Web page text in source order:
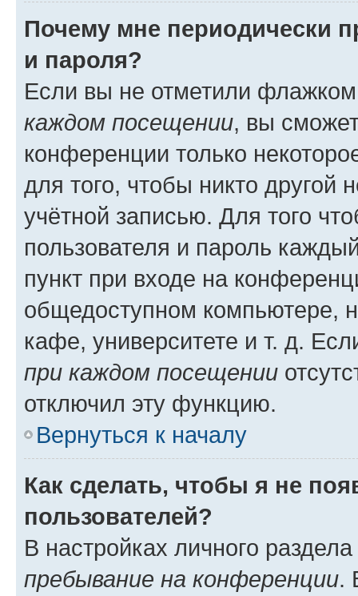
Почему мне периодически
и пароля?
Если вы не отметили
каждом посещении, вы
конференции только
для того, чтобы никто другой
учётной записью. Для того
пользователя и пароль
пункт при входе на
общедоступном компьютере,
кафе, университете и т. д.
при каждом посещении
отключил эту функцию.
Вернуться к началу
Как сделать, чтобы я не
пользователей?
В настройках личного
пребывание на конференции.